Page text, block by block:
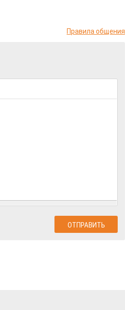
Правила общения